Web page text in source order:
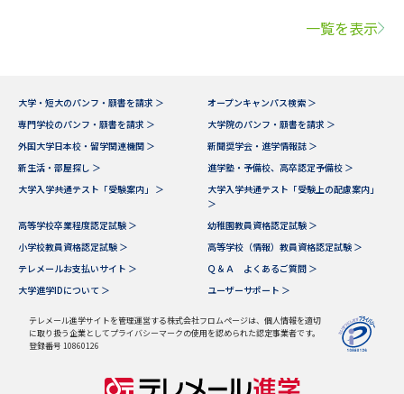
一覧を表示
大学・短大のパンフ・願書を請求 ＞
オープンキャンパス検索 ＞
専門学校のパンフ・願書を請求 ＞
大学院のパンフ・願書を請求 ＞
外国大学日本校・留学関連機関 ＞
新聞奨学会・進学情報誌 ＞
新生活・部屋探し ＞
進学塾・予備校、高卒認定予備校 ＞
大学入学共通テスト「受験案内」 ＞
大学入学共通テスト「受験上の配慮案内」
＞
高等学校卒業程度認定試験 ＞
幼稚園教員資格認定試験 ＞
小学校教員資格認定試験 ＞
高等学校（情報）教員資格認定試験 ＞
テレメールお支払いサイト ＞
Ｑ＆Ａ よくあるご質問 ＞
大学進学IDについて ＞
ユーザーサポート ＞
テレメール進学サイトを管理運営する株式会社フロムページは、個人情報を適切
に取り扱う企業としてプライバシーマークの使用を認められた認定事業者です。
登録番号 10860126